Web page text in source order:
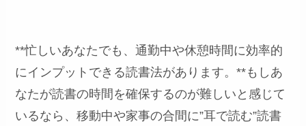
**忙しいあなたでも、通勤中や休憩時間に効率的
にインプットできる読書法があります。**もしあ
なたが読書の時間を確保するのが難しいと感じて
いるなら、移動中や家事の合間に”耳で読む”読書